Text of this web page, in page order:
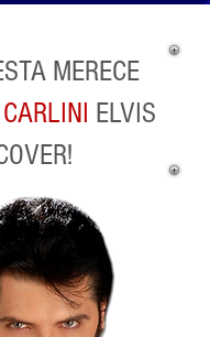
MERECE
ELVIS